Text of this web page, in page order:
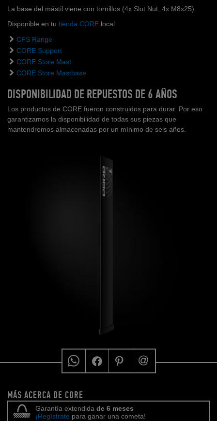
La base del mástil viene con tornillos (4x Slot Nut, 4x M8x25).
Disponible en tu tienda CORE local.
CFS Range
CORE Support
CORE Store Mast
CORE Store Mastbase
DISPONIBILIDAD DE REPUESTOS DE 6 AÑOS
Los productos de CORE fueron construidos para durar. Por eso
garantizamos la disponibilidad de todas sus piezas que
mantendremos almacenadas por un mínimo de seis años.
MÁS ACERCA DE CORE
Garantía extendida de 6 meses
¡Regístrate para ganar una cometa!